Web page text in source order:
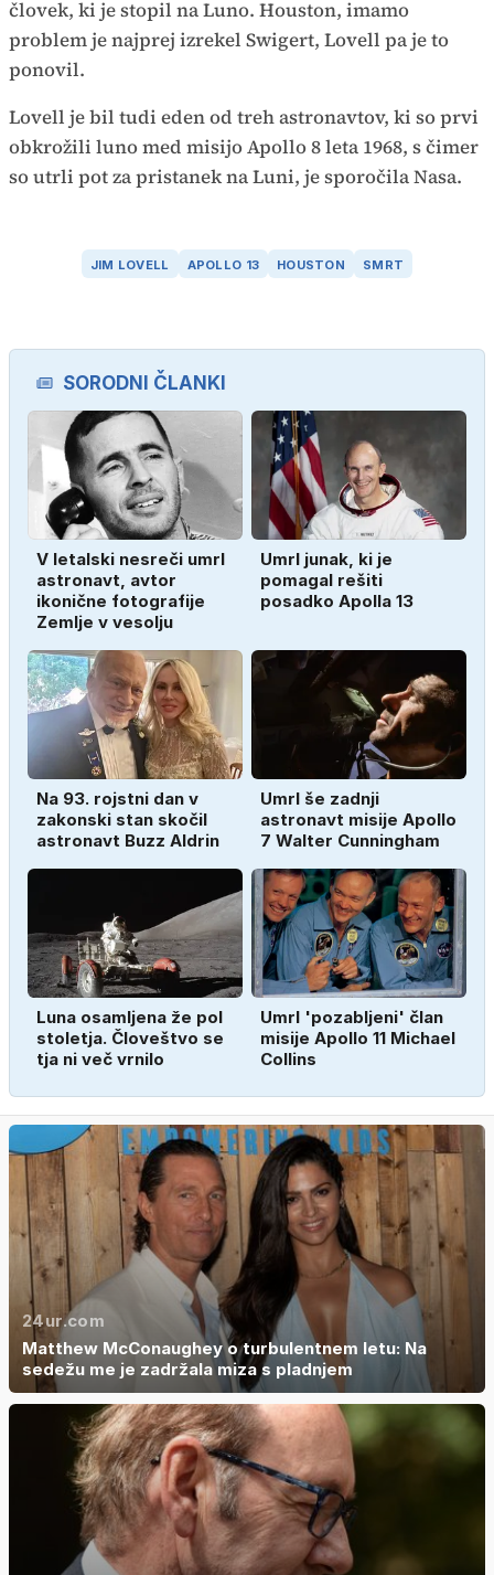
človek, ki je stopil na Luno. Houston, imamo
problem je najprej izrekel Swigert, Lovell pa je to
ponovil.
Lovell je bil tudi eden od treh astronavtov, ki so prvi
obkrožili luno med misijo Apollo 8 leta 1968, s čimer
so utrli pot za pristanek na Luni, je sporočila Nasa.
JIM LOVELL APOLLO 13 HOUSTON SMRT
SORODNI ČLANKI
V letalski nesreči umrl
astronavt, avtor
ikonične fotografije
Zemlje v vesolju
Umrl junak, ki je
pomagal rešiti
posadko Apolla 13
Na 93. rojstni dan v
zakonski stan skočil
astronavt Buzz Aldrin
Umrl še zadnji
astronavt misije Apollo
7 Walter Cunningham
Luna osamljena že pol
stoletja. Človeštvo se
tja ni več vrnilo
Umrl 'pozabljeni' član
misije Apollo 11 Michael
Collins
24ur.com
Matthew McConaughey o turbulentnem letu: Na
sedežu me je zadržala miza s pladnjem